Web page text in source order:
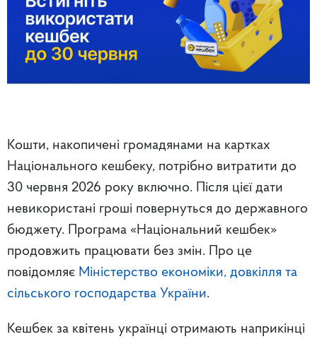
Кошти, накопичені громадянами на картках
Національного кешбеку, потрібно витратити до
30 червня 2026 року включно. Після цієї дати
невикористані гроші повернуться до державного
бюджету. Програма «Національний кешбек»
продовжить працювати без змін. Про це
повідомляє Міністерство економіки, довкілля та
сільського господарства України.
Кешбек за квітень українці отримають наприкінці